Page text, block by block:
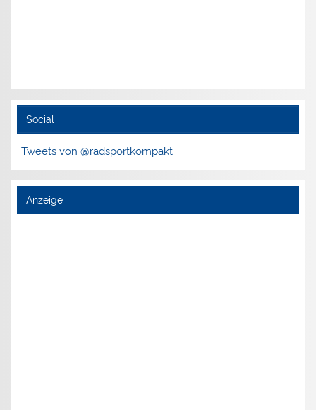
Social
Tweets von @radsportkompakt
Anzeige